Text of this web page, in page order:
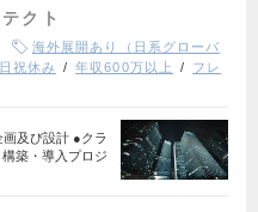
クト
海外展開あり（日系グローバ
祝休み 年収600万以上
フレ
及び設計 ●クラ
築・導入プロジ